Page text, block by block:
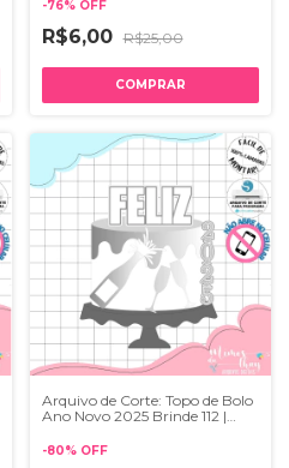
-76% OFF
R$6,00 R$25,00
Arquivo de Corte: Topo de Bolo
Ano Novo 2025 Brinde 112 |
-80% OFF